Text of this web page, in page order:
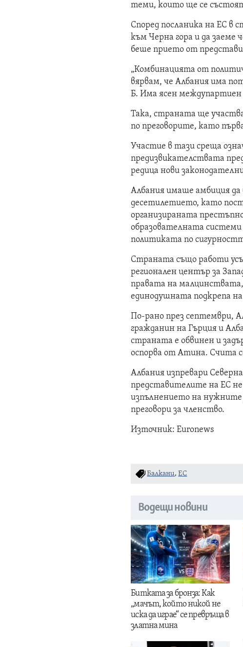
теми, които ще се
Според посланика на ЕС в
към Черна гора и да заеме
беше прието от
„Комбинацията от
вярвам, че Албания има
Б. Има ясен междупартиен
Така, страната ще
по преговорите, като
Участие в тази среща
предизвикателствата
редица нови
Албания имаше амбиция да
десетилетието, като
организираната
образователната
политиката по
Страната също работи
регионален център за
правата на
единодушната подкрепа
По-рано през септември,
гражданин на Гърция и
страната е обвинен и
оспорва от Атина. Счита
Албания изпревари
представителите на ЕС не
изпълнението на
преговори за членство.
Източник: Euronews
Балкани,ЕС
Водещи новини
Битката за бронза: Как
„мачът, който никой не
иска да играе“ се превръща в
златна мина